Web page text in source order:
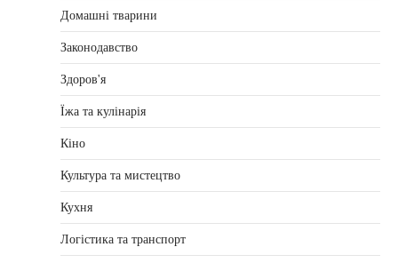
Домашні тварини
Законодавство
Здоров'я
Їжа та кулінарія
Кіно
Культура та мистецтво
Кухня
Логістика та транспорт